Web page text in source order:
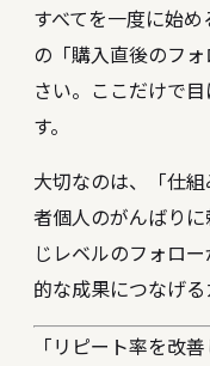
すべてを一度に始
の「購入直後のフ
さい。ここだけで
す。
大切なのは、「仕
者個人のがんばり
じレベルのフォロ
的な成果につなげる
「リピート率を改